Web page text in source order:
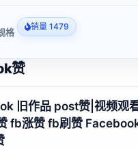
格 销量 1479
赞
旧作品 post赞|视频观
fb涨赞 fb刷赞